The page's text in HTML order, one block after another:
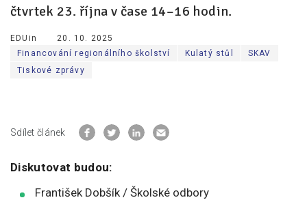
Partneři a dárci
Kontakty
čtvrtek 23. října v čase 14–16 hodin.
EDUin
20. 10. 2025
Financování regionálního školství
Kulatý stůl
SKAV
Tiskové zprávy
Sdílet článek
Diskutovat budou:
František Dobšík / Školské odbory